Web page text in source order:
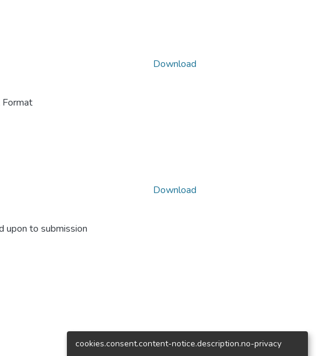
Download
upon to submission
Download
cookies.consent.content-notice.description.no-privacy